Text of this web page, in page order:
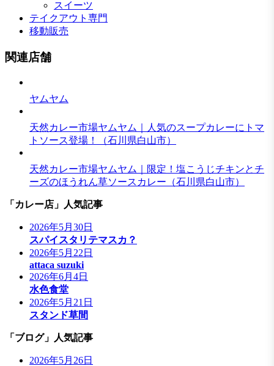
スイーツ
テイクアウト専門
移動販売
関連店舗
ヤムヤム
天然カレー市場ヤムヤム｜人気のスープカレーにトマ
トソース登場！（石川県白山市）
天然カレー市場ヤムヤム｜限定！塩こうじチキンとチ
ーズのほうれん草ソースカレー（石川県白山市）
「カレー店」人気記事
2026年5月30日
スパイスタリテマスカ？
2026年5月22日
attaca suzuki
2026年6月4日
水色食堂
2026年5月21日
スタンド草間
「ブログ」人気記事
2026年5月26日